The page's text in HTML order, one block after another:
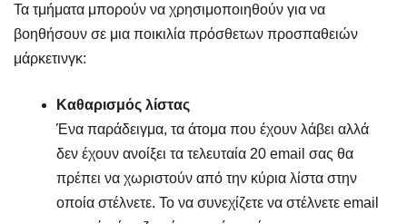
Τα τμήματα μπορούν να χρησιμοποιηθούν για να
βοηθήσουν σε μια ποικιλία πρόσθετων προσπαθειών
μάρκετινγκ:
Καθαρισμός λίστας
Ένα παράδειγμα, τα άτομα που έχουν λάβει αλλά
δεν έχουν ανοίξει τα τελευταία 20 email σας θα
πρέπει να χωριστούν από την κύρια λίστα στην
οποία στέλνετε. Το να συνεχίζετε να στέλνετε email